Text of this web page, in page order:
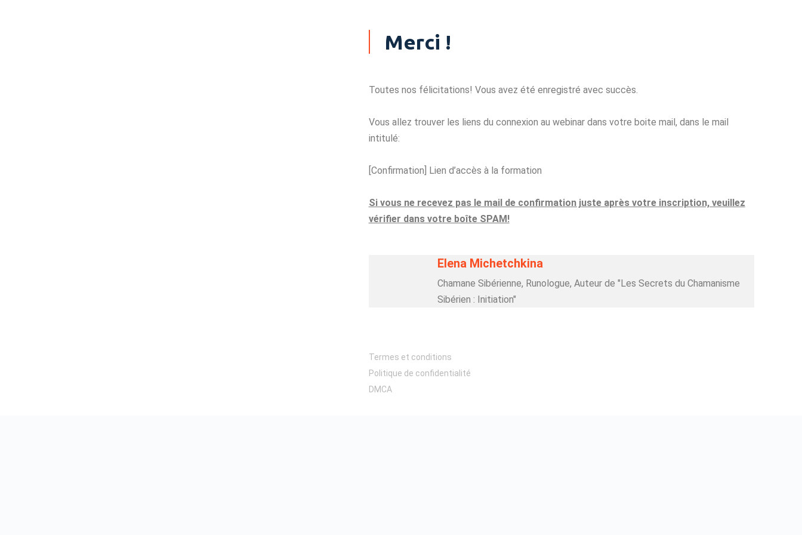
Merci !
Toutes nos félicitations! Vous avez été enregistré avec succès.
Vous allez trouver les liens du connexion au webinar dans votre boite mail, dans le mail
intitulé:
[Confirmation] Lien d’accès à la formation
Si vous ne recevez pas le mail de confirmation juste après votre inscription, veuillez
vérifier dans votre boîte SPAM!
Elena Michetchkina
Chamane Sibérienne, Runologue, Auteur de "Les Secrets du Chamanisme
Sibérien : Initiation"
Termes et conditions
Politique de confidentialité
DMCA